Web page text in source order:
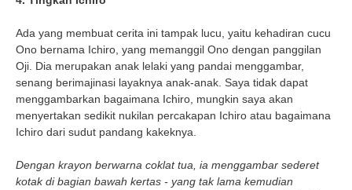
Ada yang membuat cerita ini tampak lucu, yaitu kehadiran cucu
Ono bernama Ichiro, yang memanggil Ono dengan panggilan
Oji. Dia merupakan anak lelaki yang pandai menggambar,
senang berimajinasi layaknya anak-anak. Saya tidak dapat
menggambarkan bagaimana Ichiro, mungkin saya akan
menyertakan sedikit nukilan percakapan Ichiro atau bagaimana
Ichiro dari sudut pandang kakeknya.
Dengan krayon berwarna coklat tua, ia menggambar sederet
kotak di bagian bawah kertas - yang tak lama kemudian